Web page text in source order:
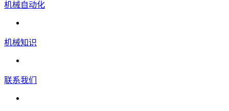
机械自动化
机械知识
联系我们